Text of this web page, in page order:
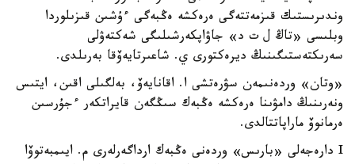
وندىرىستىك قىزمەتتەگى ەرەكشە ەڭبەگى ءۇشىن قىزىلوردا
وبلىسى «تاڭ ل ت د» جاۋاپكەرشىلىگى شەكتەۋلى
سەرىكتەستىگىنىڭ ديرەكتورى ي. شاعىرتايەۆقا بەرىلدى.
«وتان» وردەنىمەن سۋرەتشى ا. اقانايەۆ، بەلگىلى اقىن، ايتىس
ونەرىنىڭ دامۋىنا ەرەكشە ەڭبەك سىڭگەن قايراتكەر ءجۇرسىن
ەرمانوۆ ماراپاتتالدى.
I دارەجەلى «بارىس» وردەنى ەڭبەك ارداگەرلەرى م. ايىمبەتوۆا